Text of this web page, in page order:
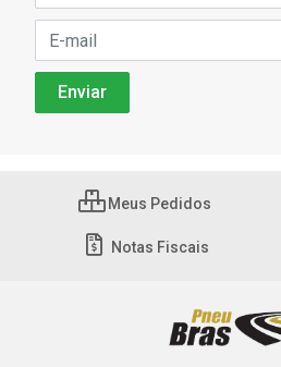
Meus Pedidos
Notas Fiscais